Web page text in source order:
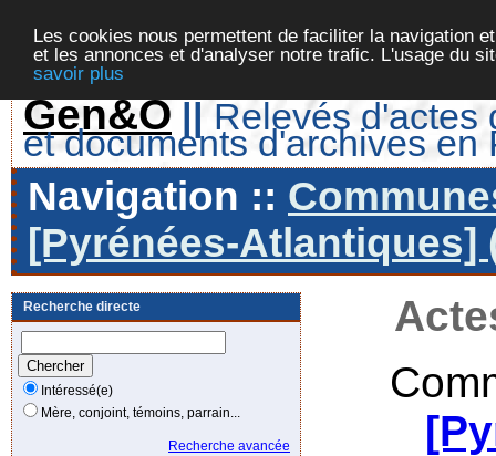
Les cookies nous permettent de faciliter la navigation
et les annonces et d'analyser notre trafic. L'usage du
savoir plus
Gen&O || Relevés d'actes
et documents d'archives en
Navigation ::
[Pyrénées-Atlantiques]
Recherche directe
Intéressé(e)
Mère, conjoint, témoins, parrain...
Recherche avancée